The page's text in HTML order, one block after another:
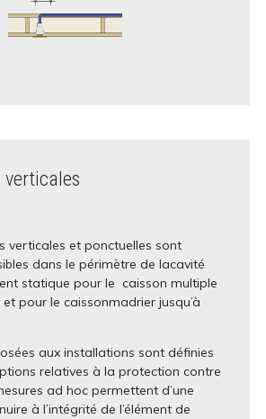
verticales
verticales et ponctuelles sont
dans le périmètre de lacavité
statique pour le caisson multiple
et pour le caissonmadrier jusqu’à
aux installations sont définies
relatives à la protection contre
ad hoc permettent d’une
à l’intégrité de l’élément de